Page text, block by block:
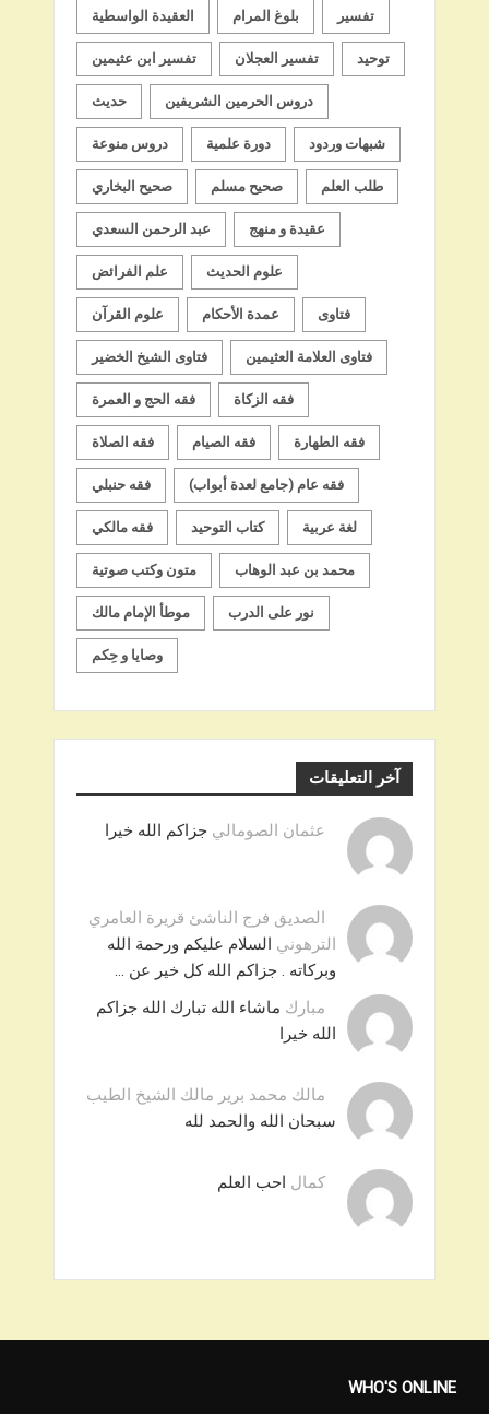
العقيدة الواسطية بلوغ المرام تفسير
تفسير ابن عثيمين تفسير العجلان توحيد
حديث دروس الحرمين الشريفين
دروس منوعة دورة علمية شبهات وردود
صحيح البخاري صحيح مسلم طلب العلم
عبد الرحمن السعدي عقيدة و منهج
علم الفرائض علوم الحديث
علوم القرآن عمدة الأحكام فتاوى
فتاوى الشيخ الخضير فتاوى العلامة العثيمين
فقه الحج و العمرة فقه الزكاة
فقه الصلاة فقه الصيام فقه الطهارة
فقه حنبلي فقه عام (جامع لعدة أبواب)
فقه مالكي كتاب التوحيد لغة عربية
متون وكتب صوتية محمد بن عبد الوهاب
موطأ الإمام مالك نور على الدرب
وصايا و حِكم
آخر التعليقات
عثمان الصومالي جزاكم الله خيرا
الصديق فرج الناشئ قريرة العامري
الترهوني السلام عليكم ورحمة الله
وبركاته . جزاكم الله كل خير عن …
مبارك ماشاء الله تبارك الله جزاكم
الله خيرا
مالك محمد برير مالك الشيخ الطيب
سبحان الله والحمد لله
كمال احب العلم
WHO'S ONLINE